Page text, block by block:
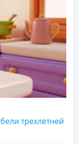
трехлетней